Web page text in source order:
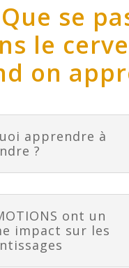
se
le
on
apprendre à
?
ont un
impact sur les